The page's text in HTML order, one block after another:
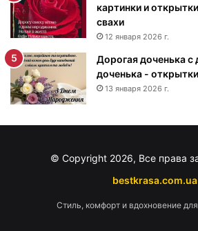
н
и
я
м
у
ж
ч
и
картинки и
свахи
12 января 2026 г.
Дорогая доченька
доченька -
13 января 2026 г.
© Copyright 2026, Все права
bestkrasa.com.ua
Стиль, комфорт и вдохновение